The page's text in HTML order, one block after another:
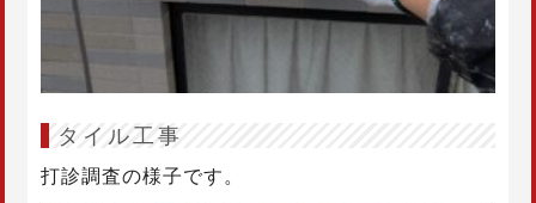
タイル工事
打診調査の様子です。